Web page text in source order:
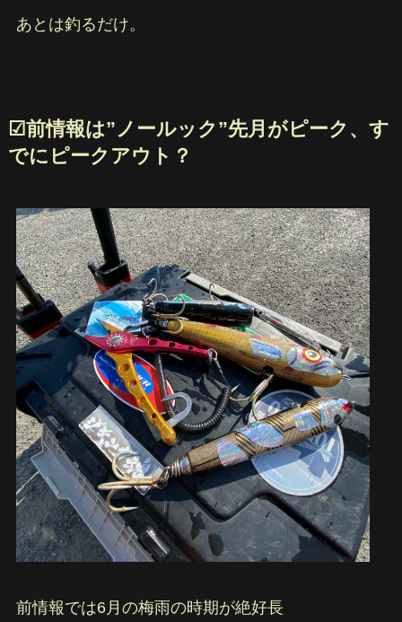
あとは釣るだけ。
☑︎前情報は”ノールック”先月がピーク、す
でにピークアウト？
前情報では6月の梅雨の時期が絶好長